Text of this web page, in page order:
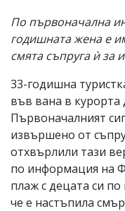
вас
коментар,
моля
сигнализирайте
По първоначална
годишната жена е
смята съпруга ѝ за
33-годишна
във вана в
Първоначалният
извършено от
отхвърлили тази
по информация на
плаж с децата си
че е настъпила